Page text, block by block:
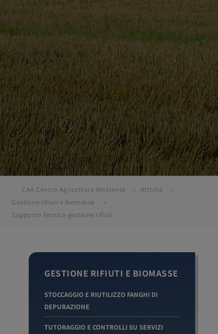
CAA Centro Agricoltura Ambiente
Attività
Gestione rifiuti e biomasse
Supporto tecnico gestione rifiuti
GESTIONE RIFIUTI E BIOMASSE
STOCCAGGIO E RIUTILIZZO FANGHI DI
DEPURAZIONE
TUTORAGGIO E CONTROLLI SU SERVIZI